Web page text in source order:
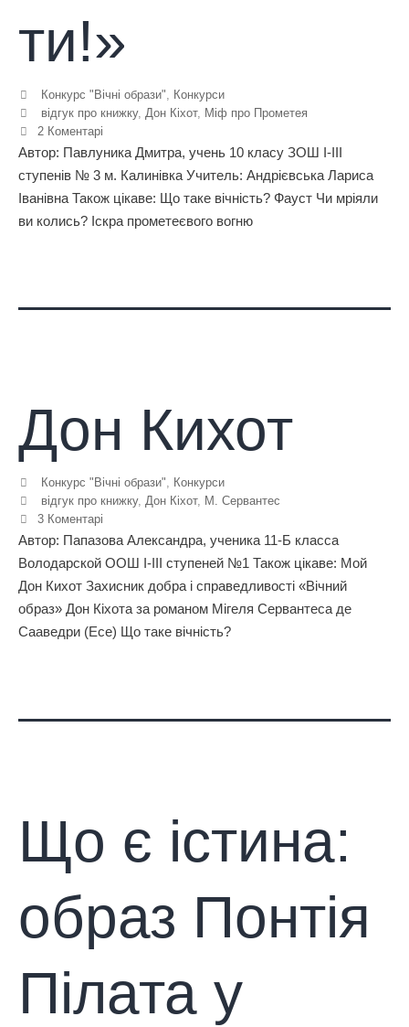
ти!»
Конкурс "Вічні образи"
Конкурси
відгук про книжку, Дон Кіхот, Міф про Прометея
2 Коментарі
Автор: Павлуника Дмитра, учень 10 класу ЗОШ І-ІІІ
ступенів № 3 м. Калинівка Учитель: Андрієвська Лариса
Іванівна Також цікаве: Що таке вічність? Фауст Чи мріяли
ви колись? Іскра прометеєвого вогню
Дон Кихот
Конкурс "Вічні образи", Конкурси
відгук про книжку, Дон Кіхот, М. Сервантес
3 Коментарі
Автор: Папазова Александра, ученика 11-Б класса
Володарской ООШ I-III ступеней №1 Також цікаве: Мой
Дон Кихот Захисник добра і справедливості «Вічний
образ» Дон Кіхота за романом Мігеля Сервантеса де
Сааведри (Есе) Що таке вічність?
Що є істина:
образ Понтія
Пілата у